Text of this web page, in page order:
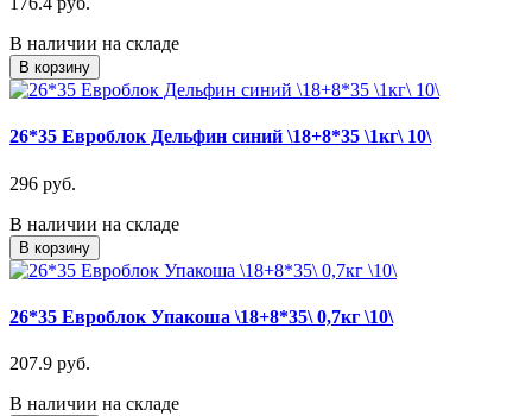
В наличии на складе
В корзину
26*35 Евроблок Дельфин синий \18+8*35 \1кг\ 10\
296 руб.
В наличии на складе
В корзину
26*35 Евроблок Упакоша \18+8*35\ 0,7кг \10\
207.9 руб.
В наличии на складе